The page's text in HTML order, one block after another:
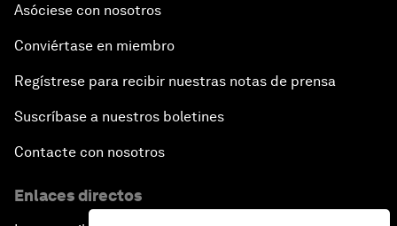
Asóciese con nosotros
Conviértase en miembro
Regístrese para recibir nuestras notas de prensa
Suscríbase a nuestros boletines
Contacte con nosotros
Enlaces directos